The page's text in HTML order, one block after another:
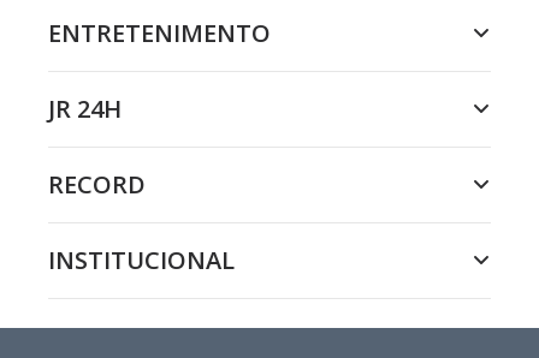
ENTRETENIMENTO
JR 24H
RECORD
INSTITUCIONAL